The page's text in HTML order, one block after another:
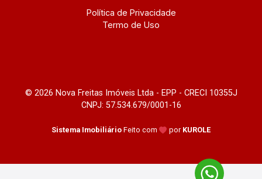
Política de Privacidade
Termo de Uso
© 2026 Nova Freitas Imóveis Ltda - EPP - CRECI 10355J
CNPJ: 57.534.679/0001-16
Sistema Imobiliário Feito com por KUROLE